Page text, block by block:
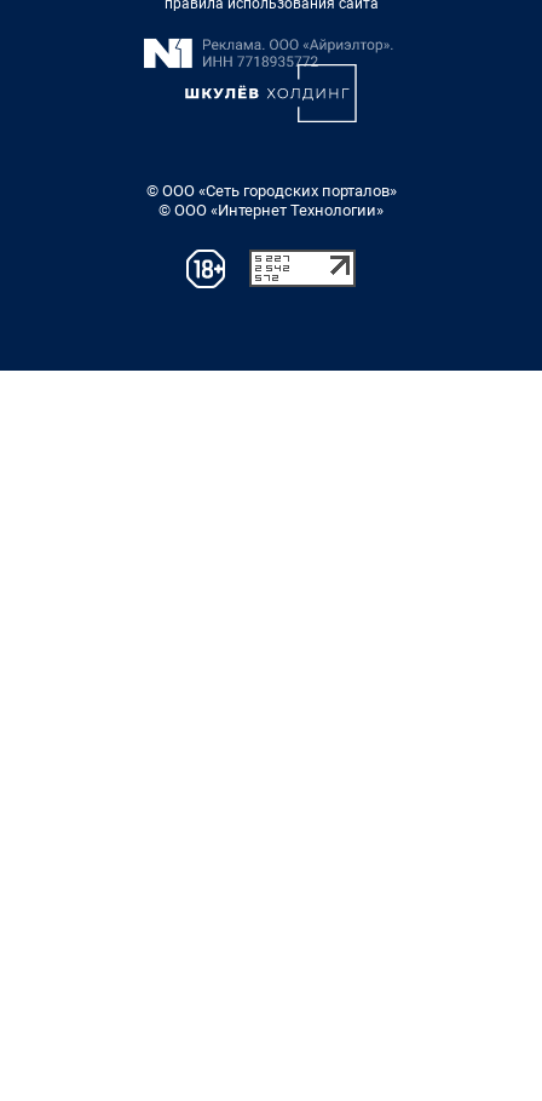
правила использования сайта
© ООО «Сеть городских порталов»
© ООО «Интернет Технологии»